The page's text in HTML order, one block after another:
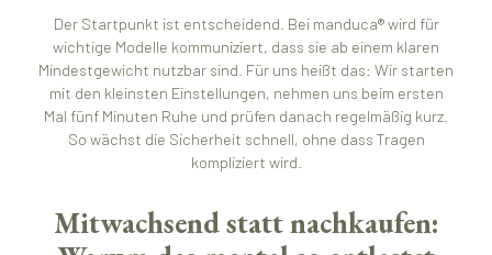
Der Startpunkt ist entscheidend. Bei manduca® wird für
wichtige Modelle kommuniziert, dass sie ab einem klaren
Mindestgewicht nutzbar sind. Für uns heißt das: Wir starten
mit den kleinsten Einstellungen, nehmen uns beim ersten
Mal fünf Minuten Ruhe und prüfen danach regelmäßig kurz.
So wächst die Sicherheit schnell, ohne dass Tragen
kompliziert wird.
Mitwachsend statt nachkaufen: